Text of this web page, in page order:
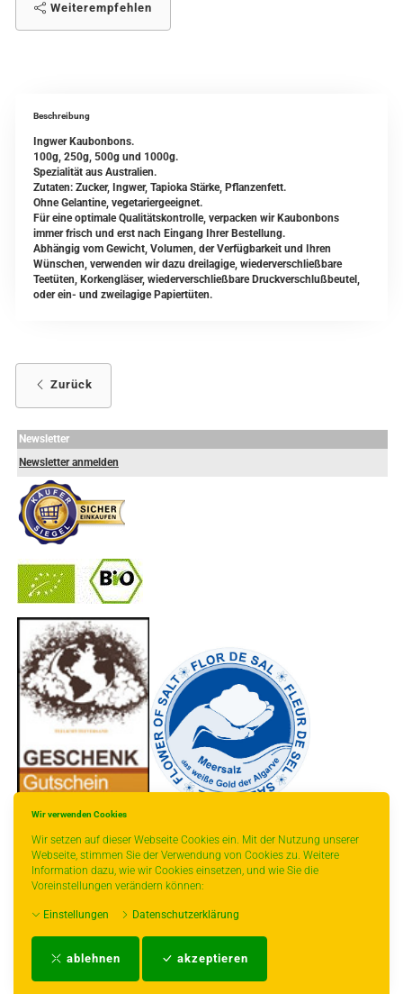
Wir verwenden Cookies
Wir setzen auf dieser Webseite Cookies ein. Mit der Nutzung unserer
Webseite, stimmen Sie der Verwendung von Cookies zu. Weitere
Information dazu, wie wir Cookies einsetzen, und wie Sie die
Voreinstellungen verändern können:
Einstellungen Datenschutzerklärung
ablehnen akzeptieren
Weiterempfehlen
Beschreibung
Ingwer Kaubonbons.
100g, 250g, 500g und 1000g.
Spezialität aus Australien.
Zutaten: Zucker, Ingwer, Tapioka Stärke, Pflanzenfett.
Ohne Gelantine, vegetariergeeignet.
Für eine optimale Qualitätskontrolle, verpacken wir Kaubonbons
immer frisch und erst nach Eingang Ihrer Bestellung.
Abhängig vom Gewicht, Volumen, der Verfügbarkeit und Ihren
Wünschen, verwenden wir dazu dreilagige, wiederverschließbare
Teetüten, Korkengläser, wiederverschließbare Druckverschlußbeutel,
oder ein- und zweilagige Papiertüten.
Zurück
Newsletter
Newsletter anmelden
* gilt für Lieferungen innerhalb Deutschlands, Lieferzeiten für andere Länder
entnehmen Sie bitte der Schaltfläche mit den Versandinformationen.
Impressum-AGB-Zahlungs- und Versandbedingungen
Biozertifikat
Widerrufsrecht Datenschutzerklärung